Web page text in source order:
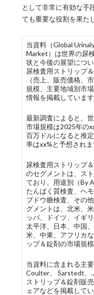
として非常に有効な手
ても重要な役割を果た
当資料（Global
Market）は世界の尿
状と今後の展望につ
尿検査用ストリップ
（売上、販売価格、
規模、主要地域別市
情報を掲載しています
最新調査によると、
市場規模は2025年の
百万ドルになると推
率はxx%と予想されま
尿検査用ストリップ
のセグメントは、ス
ており、用途別（By
たんぱく質検査、ヘ
ブドウ糖検査、その
グメントは、北米、
ッパ、ドイツ、イギ
太平洋、日本、中国
米、中東、アフリカ
ップ＆錠剤の市場規
当資料に含まれる主
Coulter、 Sarstedt、
ストリップ＆錠剤販
ェアなどを掲載してい